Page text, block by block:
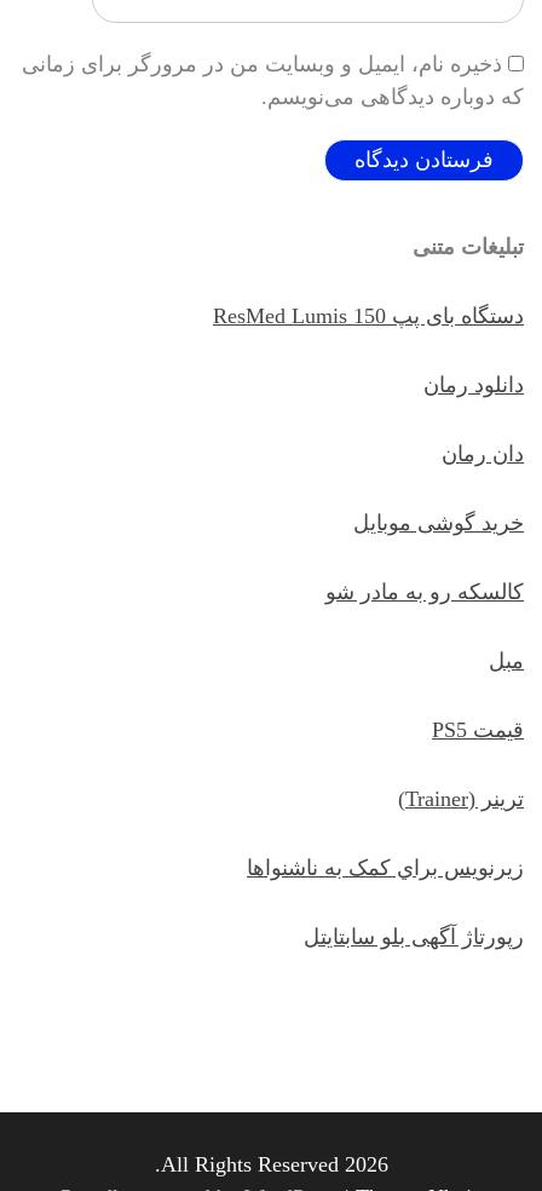
ذخیره نام، ایمیل و وبسایت من در مرورگر برای زمانی
که دوباره دیدگاهی می‌نویسم.
تبلیغات متنی
دستگاه بای پپ ResMed Lumis 150
دانلود رمان
دان رمان
خرید گوشی موبایل
کالسکه رو به مادر شو
مبل
قیمت PS5
ترينر (Trainer)
زيرنويس براي کمک به ناشنواها
رپورتاژ آگهی بلو سابتایتل
All Rights Reserved 2026.